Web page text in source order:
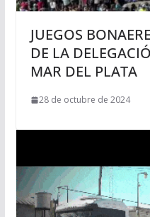
JUEGOS
DE LA
MAR DEL PLATA
28 de octubre de 2024